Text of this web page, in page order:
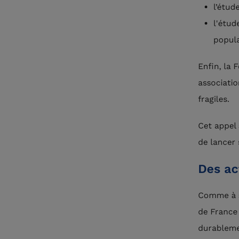
Enfin, la
fragiles.
Cet
de lancer
Des
Comme
de